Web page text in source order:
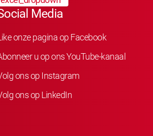
Media
onze pagina op Facebook
u op ons YouTube-kanaal
ons op Instagram
ons op LinkedIn